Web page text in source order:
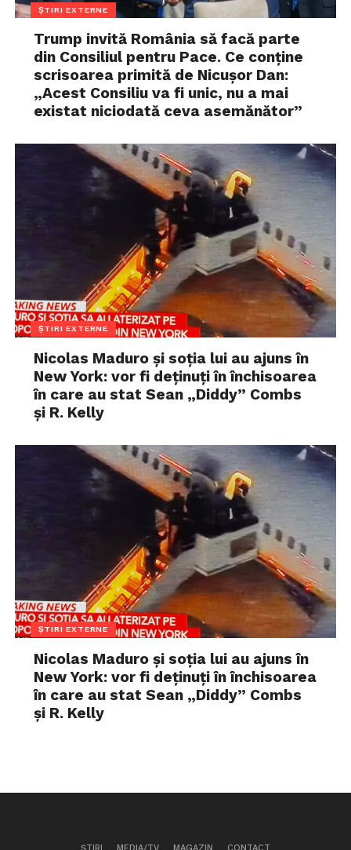
ȘTIRI EXTERNE
Trump invită România să facă parte
din Consiliul pentru Pace. Ce conține
scrisoarea primită de Nicușor Dan:
„Acest Consiliu va fi unic, nu a mai
existat niciodată ceva asemănător”
ȘTIRI EXTERNE
Nicolas Maduro și soția lui au ajuns în
New York: vor fi deținuți în închisoarea
în care au stat Sean „Diddy” Combs
și R. Kelly
ȘTIRI EXTERNE
Nicolas Maduro și soția lui au ajuns în
New York: vor fi deținuți în închisoarea
în care au stat Sean „Diddy” Combs
și R. Kelly
ȘTIRI MEDIA/TV MAGAZIN CONTACT